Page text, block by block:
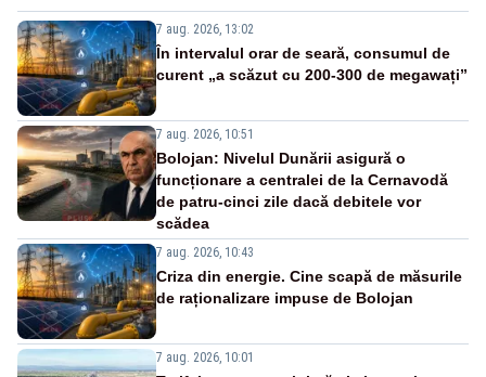
7 aug. 2026, 13:02
În intervalul orar de seară, consumul de
curent „a scăzut cu 200-300 de megawați”
7 aug. 2026, 10:51
Bolojan: Nivelul Dunării asigură o
funcționare a centralei de la Cernavodă
de patru-cinci zile dacă debitele vor
scădea
7 aug. 2026, 10:43
Criza din energie. Cine scapă de măsurile
de raționalizare impuse de Bolojan
7 aug. 2026, 10:01